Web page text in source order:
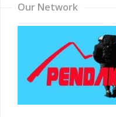
Our Network